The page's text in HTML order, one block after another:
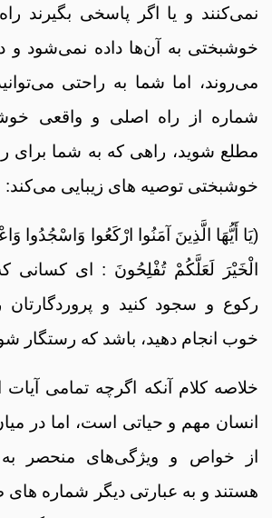
نمی‌کنند و یا اگر پاسخی بگیرند
خوشبختی به آن‌ها داده نمی‌شود و
می‌روند، اما شما به راحتی
شماره از راه اصلی و واقعی
مطلع شوید، راهی که به شما برای
خوشبختی توصیه های زیبایی می‌کند:
(یَا أَیُّهَا الَّذِینَ آمَنُوا ارْكَعُوا وَاسْجُدُوا
الْخَیْرَ لَعَلَّكُمْ تُفْلِحُونَ : ای کسانی که
رکوع و سجود کنید و پروردگارتان
خوب انجام دهید، باشد که رستگار
خلاصه کلام آنکه اگرچه تمامی
انسان مهم و حیاتی است، اما در
از خواص و ویژگی‌های منحصر به
هستند و به عبارتی دیگر شماره